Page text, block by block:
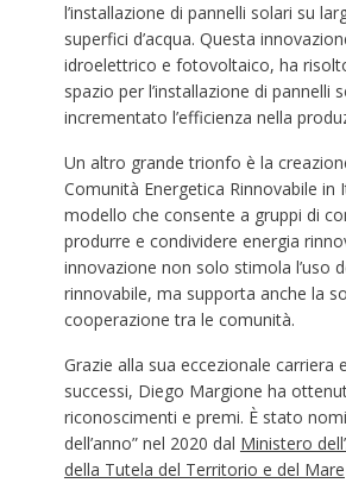
l’installazione di pannelli solari su
superfici d’acqua. Questa
idroelettrico e fotovoltaico, ha
spazio per l’installazione di pannelli
incrementato l’efficienza nella
Un altro grande trionfo è la
Comunità Energetica Rinnovabile in
modello che consente a gruppi di
produrre e condividere energia
innovazione non solo stimola l’uso
rinnovabile, ma supporta anche la
cooperazione tra le comunità.
Grazie alla sua eccezionale carriera
successi, Diego Margione ha
riconoscimenti e premi. È stato
dell’anno” nel 2020 dal Ministero
della Tutela del Territorio e del Mare